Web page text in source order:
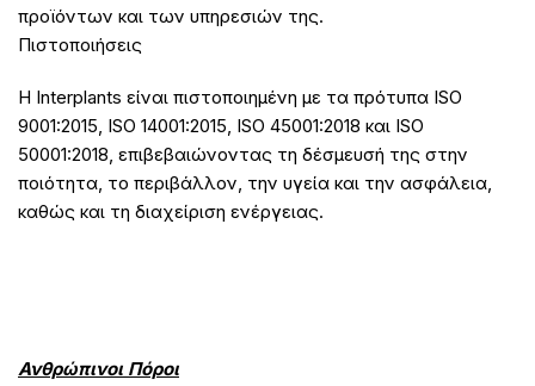
προϊόντων και των υπηρεσιών της.
Πιστοποιήσεις
Η Interplants είναι πιστοποιημένη με τα πρότυπα ISO
9001:2015, ISO 14001:2015, ISO 45001:2018 και ISO
50001:2018, επιβεβαιώνοντας τη δέσμευσή της στην
ποιότητα, το περιβάλλον, την υγεία και την ασφάλεια,
καθώς και τη διαχείριση ενέργειας.
Ανθρώπινοι Πόροι